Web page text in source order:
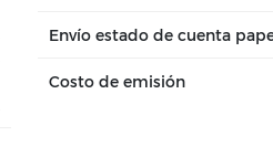
Envío estado de cuenta
Costo de emisión